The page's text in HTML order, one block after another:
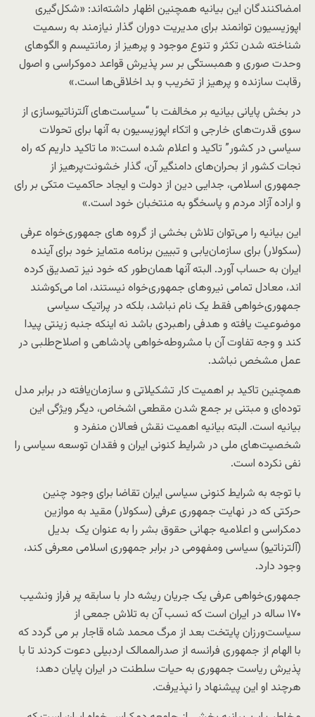
امضاکنندگان این بیانیه همچنین اظهار داشته‌اند: «شکل‌گیری
اپوزیسیون توانمند برای مدیریت دوران گذار نیازمند به رسمیت
شناخته شدن تکثر و تنوع موجود و پرهیز از رمانتیسم و الگوهای
وحدت‌ صوری و همبستگی بر سر پذیرش قواعد دموکراسی و اصول
رقابت سازنده و پرهیز از تخریب و بد اخلاقی‌ها است.»
در بخش پایانی بیانیه بر مخالفت با “سیاست‌های آلترناتیوسازی از
سوی قدرت‌های خارجی و اتکاء اپوزيسيون به آنها برای تحولات
سياسی در کشور” تاکید و اعلام شده است:« ما تاکید داریم که راه
نجات کشور از بحران‌های دامنگیر آن، گذار خشونت‌پرهیز از
جمهوری اسلامی، جدایی دین از دولت و ایجاد حاکمیت متکی بر رای
و اراده‌ آزاد مردم و پاسخگو به منتخبان خود است.»
این بیانیه را می‌توان تلاش بخشی از گروه های جمهوری‌خواه عرفی
(سکولار) برای سازمان‌یابی و تبیین برنامه متمایز خود برای آینده
ایران به حساب آورد. البته آنها همان‌طور که خود نیز تصدیق کرده
اند، معادل تمامی نیروهای جمهوری‌خواه نیستند، اما می‌کوشند
جمهوری‌خواهی فقط یک نام نباشد، بلکه در پراتیک سیاسی
موضوعیت یافته و هدفی راهبردی باشد نه اینکه جنبه زینتی پیدا
کند و وجه تفاوت آن با مشروطه‌خواهی پادشاهی و اصلاح‌طلبی در
عمل مشخص نباشد.
همچنین تاکید بر اهمیت کار تشکیلاتی و سازمان‌یافته در برابر مدل
توده‌ای و مبتنی بر جمع شدن مقطعی اشخاص، دیگر ویژگی این
بیانیه است. البته بیانیه اهمیت نقش فعالان منفرد و
شخصیت‌های ملی در شرایط کنونی ایران و فقدان توسعه سیاسی را
نفی نکرده است.
با توجه به شرایط کنونی سیاسی ایران تقاضا برای وجود چنین
حرکتی که در نهایت جمهوری عرفی (سکولار) مقید به موازین
دمکراسی و اعلامیه جهانی حقوق بشر را به عنوان یک بدیل
(آلترناتیو) سیاسی ومفهومی در برابر جمهوری اسلامی معرفی کند،
وجود دارد.
جمهوری‌خواهی عرفی یک جریان ریشه دار با سابقه پر فراز ونشیب
۱۷۰ ساله در ایران است که نسب آن به تلاش جمعی از
سیاست‌ورزان پایتخت بعد از مرگ محمد شاه قاجار بر می گردد که
با الهام از جمهوری فرانسه از صدرالممالک اردبیلی دعوت کردند تا با
پذیرش ریاست جمهوری به حیات سلطنت در ایران پایان دهد؛
هرچند او این پیشنهاد را نپذیرفت.